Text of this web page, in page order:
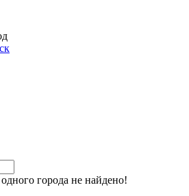
города не найдено!